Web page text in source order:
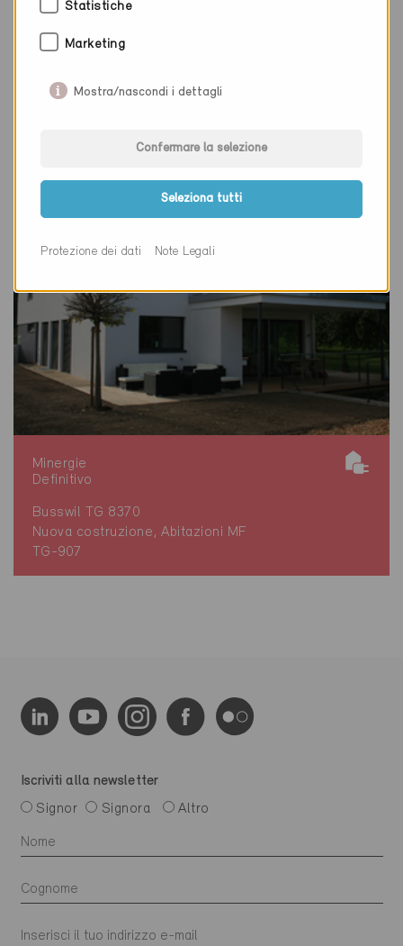
Minergie
Definitivo
Nuova costruzione, Abitazioni MF
Minergie
Definitivo
Busswil TG 8370
Nuova costruzione, Abitazioni MF
TG-907
Iscriviti alla newsletter
Signor
Signora Altro
Statistiche
Marketing
Mostra/nascondi i dettagli
Confermare la selezione
Seleziona tutti
Protezione dei dati Note Legali